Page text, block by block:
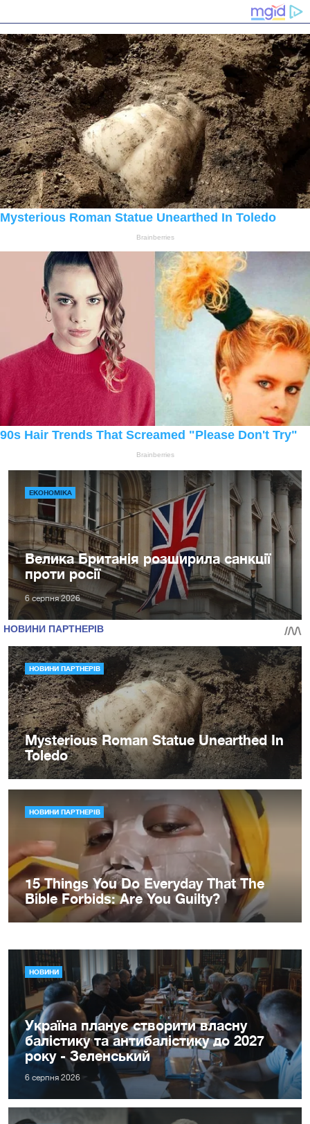
ЕКОНОМІКА
Велика Британія розширила санкції
проти росії
6 серпня 2026
НОВИНИ
Україна планує створити власну
балістику та антибалістику до 2027
року - Зеленський
6 серпня 2026